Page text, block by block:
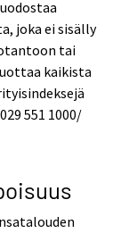
joka ei sisälly
tai
kaikista
551 1000/